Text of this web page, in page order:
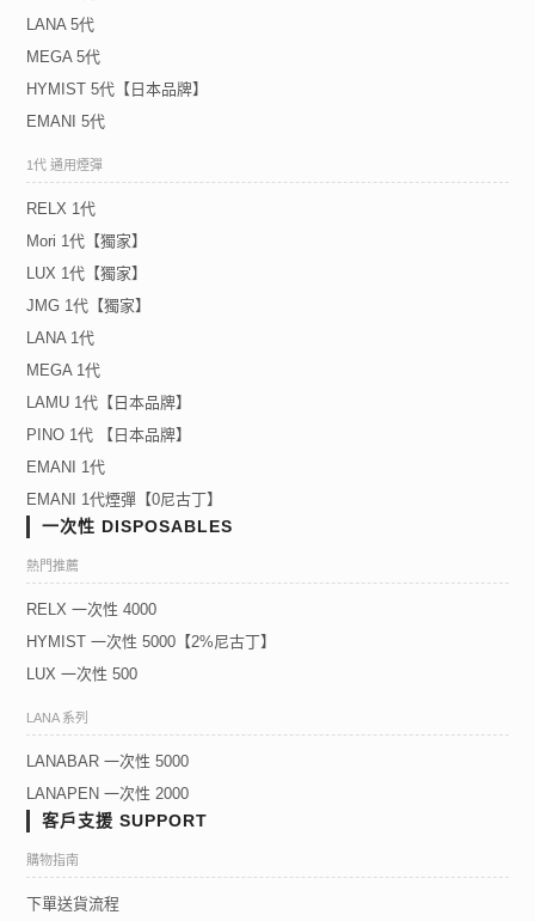
LANA 5代
MEGA 5代
HYMIST 5代【日本品牌】
EMANI 5代
1代 通用煙彈
RELX 1代
Mori 1代【獨家】
LUX 1代【獨家】
JMG 1代【獨家】
LANA 1代
MEGA 1代
LAMU 1代【日本品牌】
PINO 1代 【日本品牌】
EMANI 1代
EMANI 1代煙彈【0尼古丁】
一次性 DISPOSABLES
熱門推薦
RELX 一次性 4000
HYMIST 一次性 5000【2%尼古丁】
LUX 一次性 500
LANA 系列
LANABAR 一次性 5000
LANAPEN 一次性 2000
客戶支援 SUPPORT
購物指南
下單送貨流程